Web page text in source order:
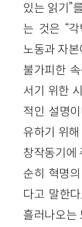
있는 읽기”
는 것은 “
노동과 자
불가피한
서기 위한
적인 설명
유하기 위해
창작동기에
순히 혁명
다고 말한
흘러나오는